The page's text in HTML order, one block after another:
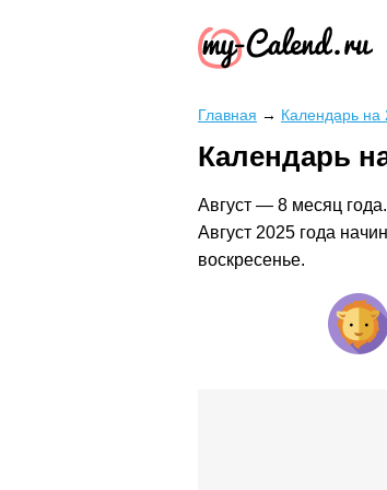
Главная → Календарь на
Календарь
Август — 8 месяц
Август 2025 года
воскресенье.